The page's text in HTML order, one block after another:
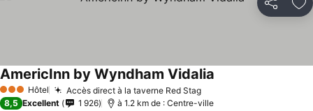
Partager
3 ÉtoilesHôtel Accès direct à la taverne Red Stag
AmericInn by Wyndham Vidalia
8,5 Excellent 1 926 à 1.2 km de : Centre-ville